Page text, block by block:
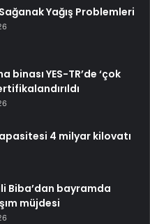
Yağış Problemleri
binası YES-TR’de ‘çok
4 milyar kilovatı
Biba’dan bayramda
müjdesi